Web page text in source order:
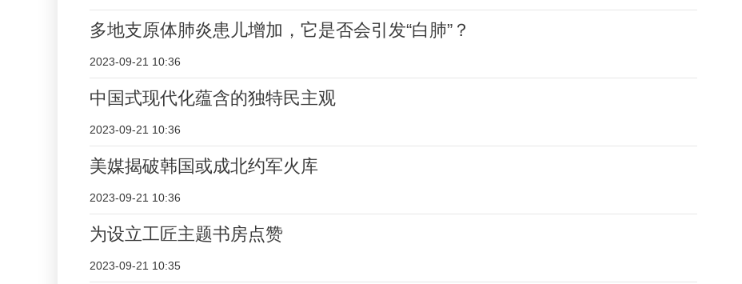
多地支原体肺炎患儿增加，它是否会引发“白肺”？
2023-09-21 10:36
中国式现代化蕴含的独特民主观
2023-09-21 10:36
美媒揭破韩国或成北约军火库
2023-09-21 10:36
为设立工匠主题书房点赞
2023-09-21 10:35